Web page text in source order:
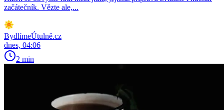
začátečník. Vězte ale,...
BydlímeÚtulně.cz
dnes, 04:06
2 min